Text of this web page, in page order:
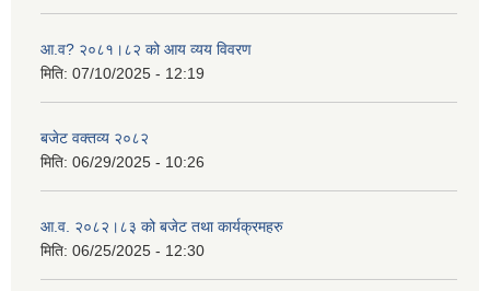
आ.व? २०८१।८२ को आय व्यय विवरण
मिति: 07/10/2025 - 12:19
बजेट वक्तव्य २०८२
मिति: 06/29/2025 - 10:26
आ.व. २०८२।८३ को बजेट तथा कार्यक्रमहरु
मिति: 06/25/2025 - 12:30